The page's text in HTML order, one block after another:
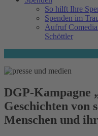
So hilft Ihre
Spenden im
Aufruf
Schöttler
DGP-Kampagne
Geschichten von
Menschen und